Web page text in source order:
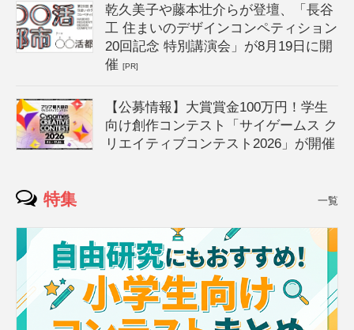
乾久美子や藤本壮介らが登壇、「長谷
工 住まいのデザインコンペティション
20回記念 特別講演会」が8月19日に開
催[PR]
【公募情報】大賞賞金100万円！学生
向け創作コンテスト「サイゲームス ク
リエイティブコンテスト2026」が開催
特集 一覧